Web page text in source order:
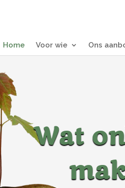
Home Voor wie Ons
Wat